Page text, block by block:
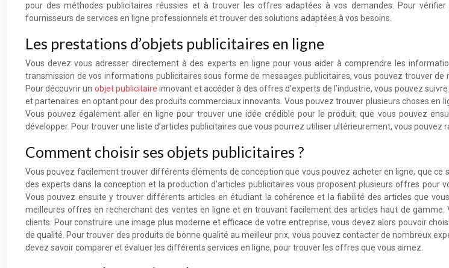
pour des méthodes publicitaires réussies et à trouver les offres adaptées à vos demandes. Pour
fournisseurs de services en ligne professionnels et trouver des solutions adaptées à vos besoins.
Les prestations d’objets publicitaires en ligne
Vous devez vous adresser directement à des experts en ligne pour vous aider à comprendre les
transmission de vos informations publicitaires sous forme de messages publicitaires, vous pouvez trouver
Pour découvrir un objet publicitaire innovant et accéder à des offres d’experts de l’industrie, vous pouvez
et partenaires en optant pour des produits commerciaux innovants. Vous pouvez trouver plusieurs choses en
Vous pouvez également aller en ligne pour trouver une idée crédible pour le produit, que vous pouvez
développer. Pour trouver une liste d’articles publicitaires que vous pourrez utiliser ultérieurement, vous
Comment choisir ses objets publicitaires ?
Vous pouvez facilement trouver différents éléments de conception que vous pouvez acheter en ligne, que ce
des experts dans la conception et la production d’articles publicitaires vous proposent plusieurs offres pour
Vous pouvez ensuite y trouver différents articles en étudiant la cohérence et la fiabilité des articles que
meilleures offres en recherchant des ventes en ligne et en trouvant facilement des articles haut de
clients. Pour construire une image plus moderne et efficace de votre entreprise, vous devez alors pouvoir
de qualité. Pour trouver des produits de bonne qualité au meilleur prix, vous pouvez contacter de nombreux
devez savoir comparer et évaluer les différents services en ligne, pour trouver les offres que vous aimez.